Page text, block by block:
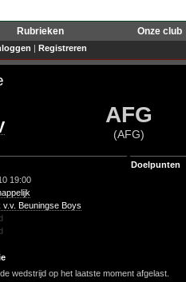
Rubrieken Onze club
| Registreren
AFG
(AFG)
19:00
v.v. Beuningse Boys
Doelpunten
wedstrijd op het laatste moment afgelast.